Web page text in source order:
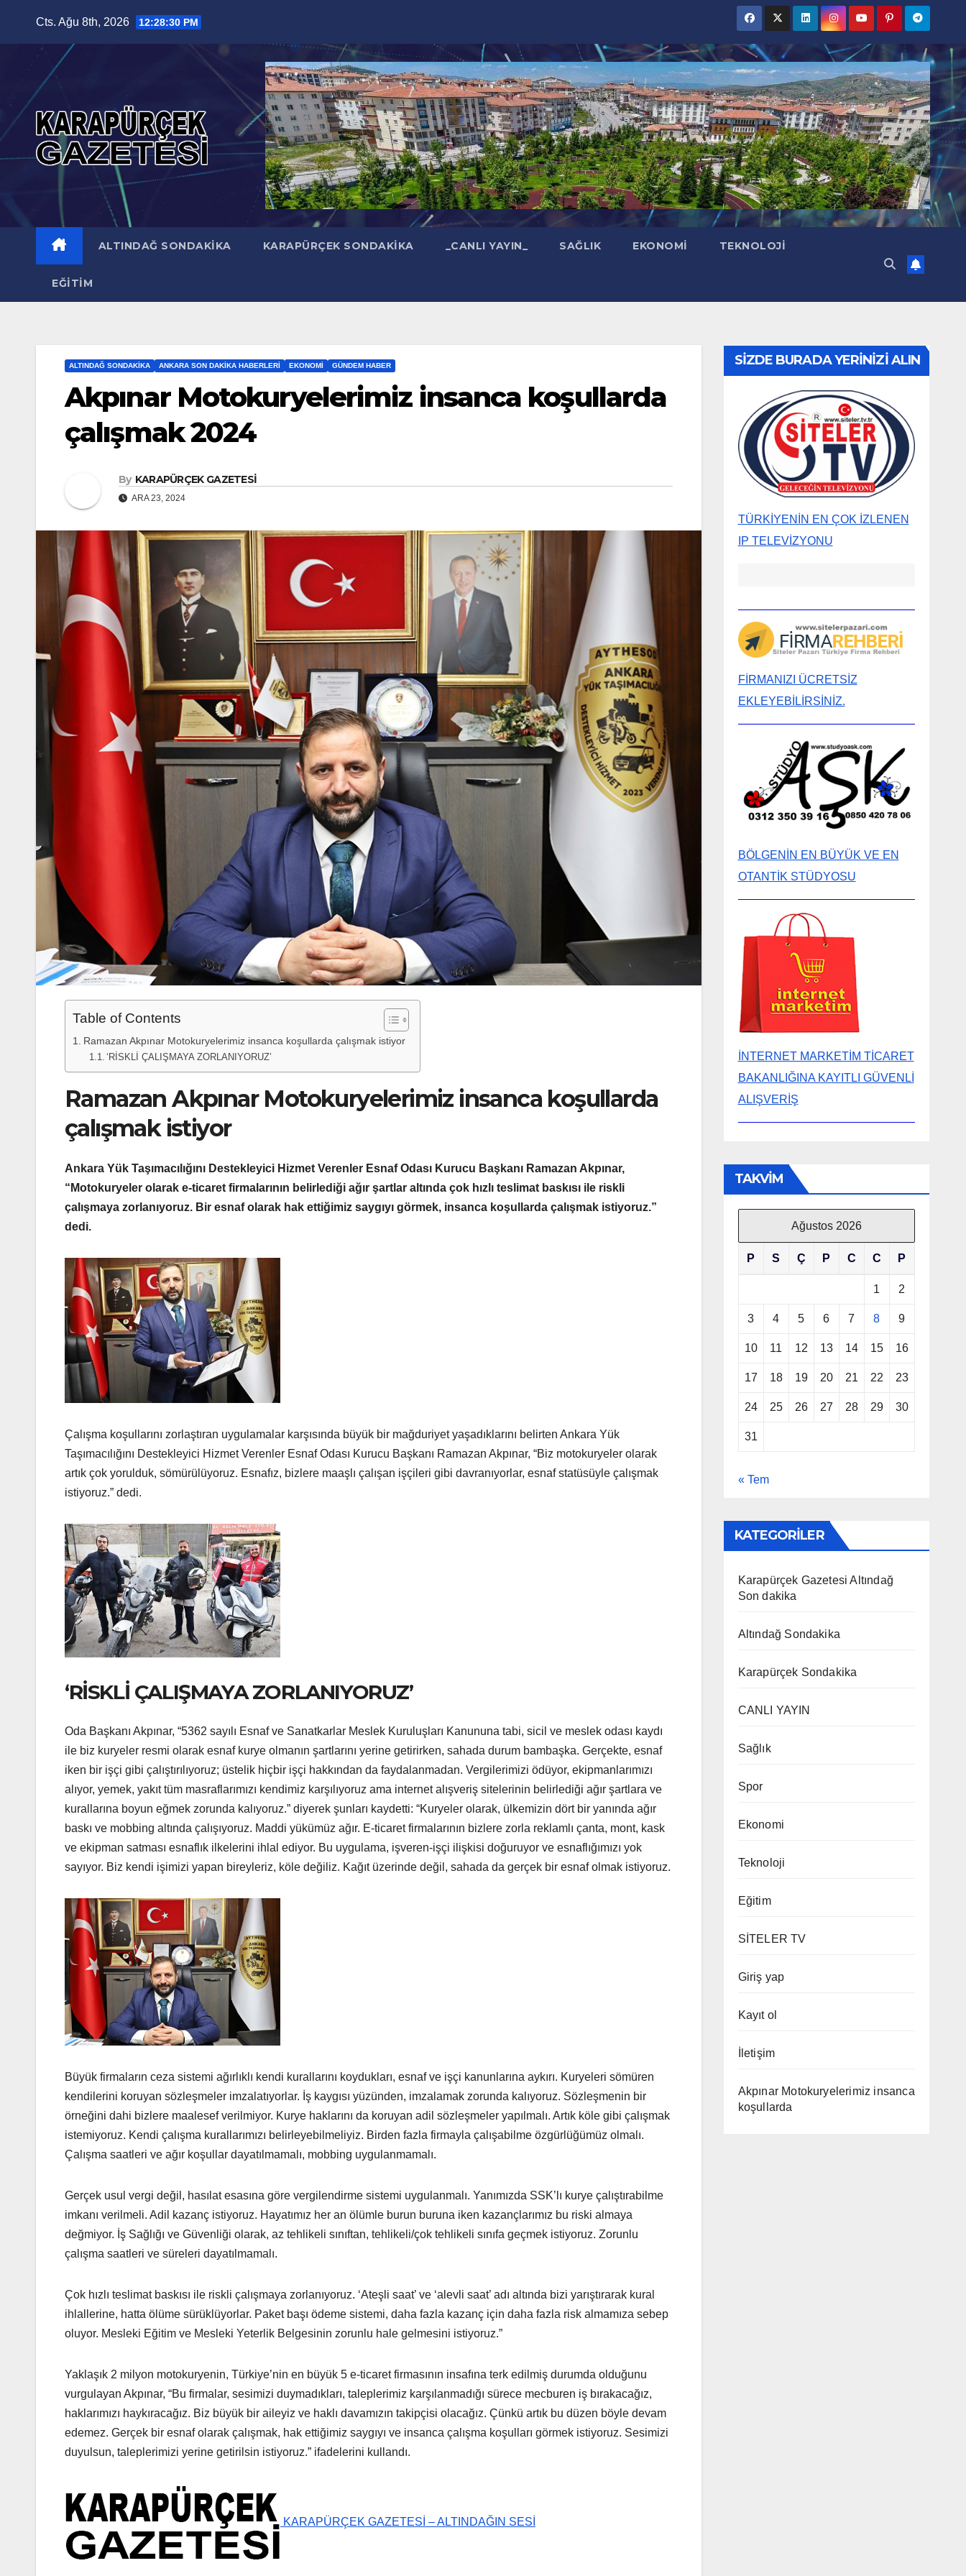
Cts. Ağu 8th, 2026 12:28:31 PM
ALTINDAĞ SONDAKIKA KARAPÜRÇEK SONDAKIKA _CANLI YAYIN_ SAĞLIK EKONOMI TEKNOLOJI
EĞITIM
ALTINDAĞ SONDAKIKA ANKARA SON DAKIKA HABERLERI EKONOMI GÜNDEM HABER
Akpınar Motokuryelerimiz insanca koşullarda
çalışmak 2024
By KARAPÜRÇEK GAZETESİ
ARA 23, 2024
Table of Contents
Ramazan Akpınar Motokuryelerimiz insanca koşullarda çalışmak istiyor
‘RİSKLİ ÇALIŞMAYA ZORLANIYORUZ’
Ramazan Akpınar Motokuryelerimiz insanca koşullarda
çalışmak istiyor
Ankara Yük Taşımacılığını Destekleyici Hizmet Verenler Esnaf Odası Kurucu Başkanı Ramazan Akpınar,
“Motokuryeler olarak e-ticaret firmalarının belirlediği ağır şartlar altında çok hızlı teslimat baskısı ile riskli
çalışmaya zorlanıyoruz. Bir esnaf olarak hak ettiğimiz saygıyı görmek, insanca koşullarda çalışmak istiyoruz.”
dedi.
Çalışma koşullarını zorlaştıran uygulamalar karşısında büyük bir mağduriyet yaşadıklarını belirten Ankara Yük
Taşımacılığını Destekleyici Hizmet Verenler Esnaf Odası Kurucu Başkanı Ramazan Akpınar, “Biz motokuryeler olarak
artık çok yorulduk, sömürülüyoruz. Esnafız, bizlere maaşlı çalışan işçileri gibi davranıyorlar, esnaf statüsüyle çalışmak
istiyoruz.” dedi.
‘RİSKLİ ÇALIŞMAYA ZORLANIYORUZ’
Oda Başkanı Akpınar, “5362 sayılı Esnaf ve Sanatkarlar Meslek Kuruluşları Kanununa tabi, sicil ve meslek odası kaydı
ile biz kuryeler resmi olarak esnaf kurye olmanın şartlarını yerine getirirken, sahada durum bambaşka. Gerçekte, esnaf
iken bir işçi gibi çalıştırılıyoruz; üstelik hiçbir işçi hakkından da faydalanmadan. Vergilerimizi ödüyor, ekipmanlarımızı
alıyor, yemek, yakıt tüm masraflarımızı kendimiz karşılıyoruz ama internet alışveriş sitelerinin belirlediği ağır şartlara ve
kurallarına boyun eğmek zorunda kalıyoruz.” diyerek şunları kaydetti: “Kuryeler olarak, ülkemizin dört bir yanında ağır
baskı ve mobbing altında çalışıyoruz. Maddi yükümüz ağır. E-ticaret firmalarının bizlere zorla reklamlı çanta, mont, kask
ve ekipman satması esnaflık ilkelerini ihlal ediyor. Bu uygulama, işveren-işçi ilişkisi doğuruyor ve esnaflığımızı yok
sayıyor. Biz kendi işimizi yapan bireyleriz, köle değiliz. Kağıt üzerinde değil, sahada da gerçek bir esnaf olmak istiyoruz.
Büyük firmaların ceza sistemi ağırlıklı kendi kurallarını koydukları, esnaf ve işçi kanunlarına aykırı. Kuryeleri sömüren
kendilerini koruyan sözleşmeler imzalatıyorlar. İş kaygısı yüzünden, imzalamak zorunda kalıyoruz. Sözleşmenin bir
örneğini dahi bizlere maalesef verilmiyor. Kurye haklarını da koruyan adil sözleşmeler yapılmalı. Artık köle gibi çalışmak
istemiyoruz. Kendi çalışma kurallarımızı belirleyebilmeliyiz. Birden fazla firmayla çalışabilme özgürlüğümüz olmalı.
Çalışma saatleri ve ağır koşullar dayatılmamalı, mobbing uygulanmamalı.
Gerçek usul vergi değil, hasılat esasına göre vergilendirme sistemi uygulanmalı. Yanımızda SSK’lı kurye çalıştırabilme
imkanı verilmeli. Adil kazanç istiyoruz. Hayatımız her an ölümle burun buruna iken kazançlarımız bu riski almaya
değmiyor. İş Sağlığı ve Güvenliği olarak, az tehlikeli sınıftan, tehlikeli/çok tehlikeli sınıfa geçmek istiyoruz. Zorunlu
çalışma saatleri ve süreleri dayatılmamalı.
Çok hızlı teslimat baskısı ile riskli çalışmaya zorlanıyoruz. ‘Ateşli saat’ ve ‘alevli saat’ adı altında bizi yarıştırarak kural
ihlallerine, hatta ölüme sürüklüyorlar. Paket başı ödeme sistemi, daha fazla kazanç için daha fazla risk almamıza sebep
oluyor. Mesleki Eğitim ve Mesleki Yeterlik Belgesinin zorunlu hale gelmesini istiyoruz.”
Yaklaşık 2 milyon motokuryenin, Türkiye’nin en büyük 5 e-ticaret firmasının insafına terk edilmiş durumda olduğunu
vurgulayan Akpınar, “Bu firmalar, sesimizi duymadıkları, taleplerimiz karşılanmadığı sürece mecburen iş bırakacağız,
haklarımızı haykıracağız. Biz büyük bir aileyiz ve haklı davamızın takipçisi olacağız. Çünkü artık bu düzen böyle devam
edemez. Gerçek bir esnaf olarak çalışmak, hak ettiğimiz saygıyı ve insanca çalışma koşulları görmek istiyoruz. Sesimizi
duyulsun, taleplerimizi yerine getirilsin istiyoruz.” ifadelerini kullandı.
KARAPÜRÇEK GAZETESİ – ALTINDAĞIN SESİ
SİZDE BURADA YERİNİZİ ALIN
TÜRKİYENİN EN ÇOK İZLENEN
IP TELEVİZYONU
FİRMANIZI ÜCRETSİZ
EKLEYEBİLİRSİNİZ.
BÖLGENİN EN BÜYÜK VE EN
OTANTİK STÜDYOSU
İNTERNET MARKETİM TİCARET
BAKANLIĞINA KAYITLI GÜVENLİ
ALIŞVERİŞ
TAKVİM
Ağustos 2026
P S Ç P C C P
1 2
3 4 5 6 7 8 9
10 11 12 13 14 15 16
17 18 19 20 21 22 23
24 25 26 27 28 29 30
31
« Tem
KATEGORİLER
Karapürçek Gazetesi Altındağ
Son dakika
Altındağ Sondakika
Karapürçek Sondakika
CANLI YAYIN
Sağlık
Spor
Ekonomi
Teknoloji
Eğitim
SİTELER TV
Giriş yap
Kayıt ol
İletişim
Akpınar Motokuryelerimiz insanca
koşullarda